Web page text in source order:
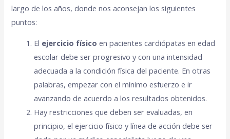
largo de los años, donde nos aconsejan los siguientes
puntos:
El ejercicio físicoen pacientes cardiópatas en edad
escolar debe ser progresivo y con una intensidad
adecuada a la condición física del paciente. En otras
palabras, empezar con el mínimo esfuerzo e ir
avanzando de acuerdo a los resultados obtenidos.
Hay restricciones que deben ser evaluadas, en
principio, el ejercicio físico y línea de acción debe ser